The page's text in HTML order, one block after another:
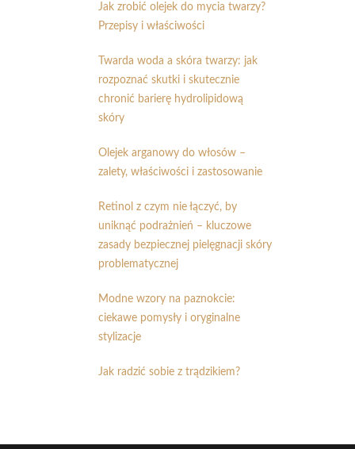
Jak zrobić olejek do mycia twarzy?
Przepisy i właściwości
Twarda woda a skóra twarzy: jak
rozpoznać skutki i skutecznie
chronić barierę hydrolipidową
skóry
Olejek arganowy do włosów –
zalety, właściwości i zastosowanie
Retinol z czym nie łączyć, by
uniknąć podrażnień – kluczowe
zasady bezpiecznej pielęgnacji skóry
problematycznej
Modne wzory na paznokcie:
ciekawe pomysły i oryginalne
stylizacje
Jak radzić sobie z trądzikiem?